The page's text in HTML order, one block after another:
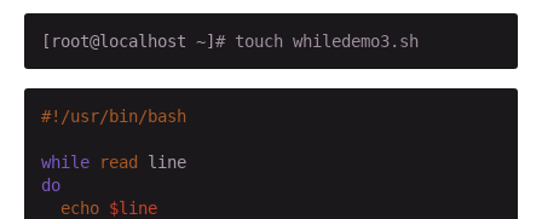
[root@localhost ~] # touch whiledemo3.sh
#!/usr/bin/bash
while read
line
do
echo $line